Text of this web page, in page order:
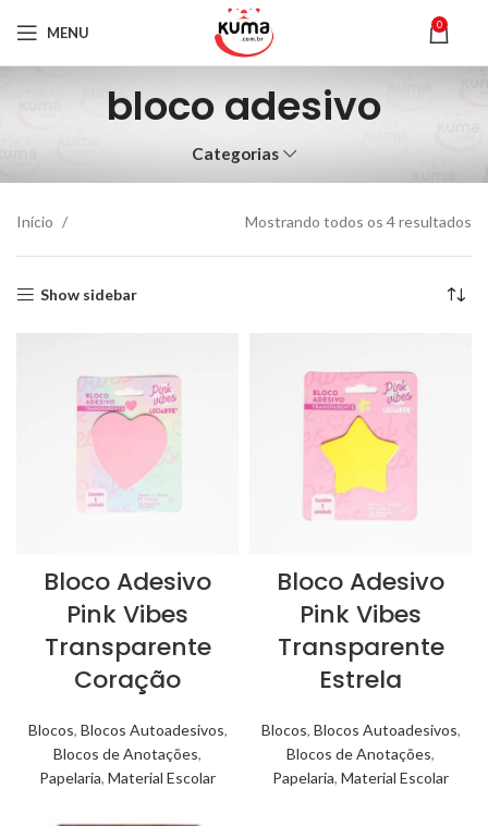
MENU 0
bloco adesivo
Categorias
Início Mostrando todos os 4 resultados
Show sidebar
Bloco Adesivo
Pink Vibes
Transparente
Coração
Blocos, Blocos Autoadesivos,
Blocos de Anotações,
Papelaria, Material Escolar
Bloco Adesivo
Pink Vibes
Transparente
Estrela
Blocos, Blocos Autoadesivos,
Blocos de Anotações,
Papelaria, Material Escolar